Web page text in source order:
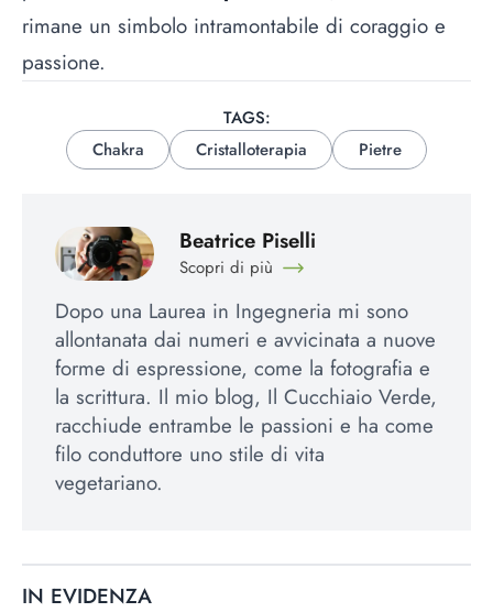
rimane un simbolo intramontabile di coraggio e
passione.
TAGS:
Chakra
Cristalloterapia Pietre
Beatrice Piselli
Scopri di più
Dopo una Laurea in Ingegneria mi sono
allontanata dai numeri e avvicinata a nuove
forme di espressione, come la fotografia e
la scrittura. Il mio blog, Il Cucchiaio Verde,
racchiude entrambe le passioni e ha come
filo conduttore uno stile di vita
vegetariano.
IN EVIDENZA